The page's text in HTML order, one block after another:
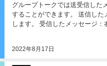
2022年8月17日
グループトークでは送受信した
することができます。 送信したメッセージ：左に表示されている「既読」をタップ
します。 受信したメッセージ：